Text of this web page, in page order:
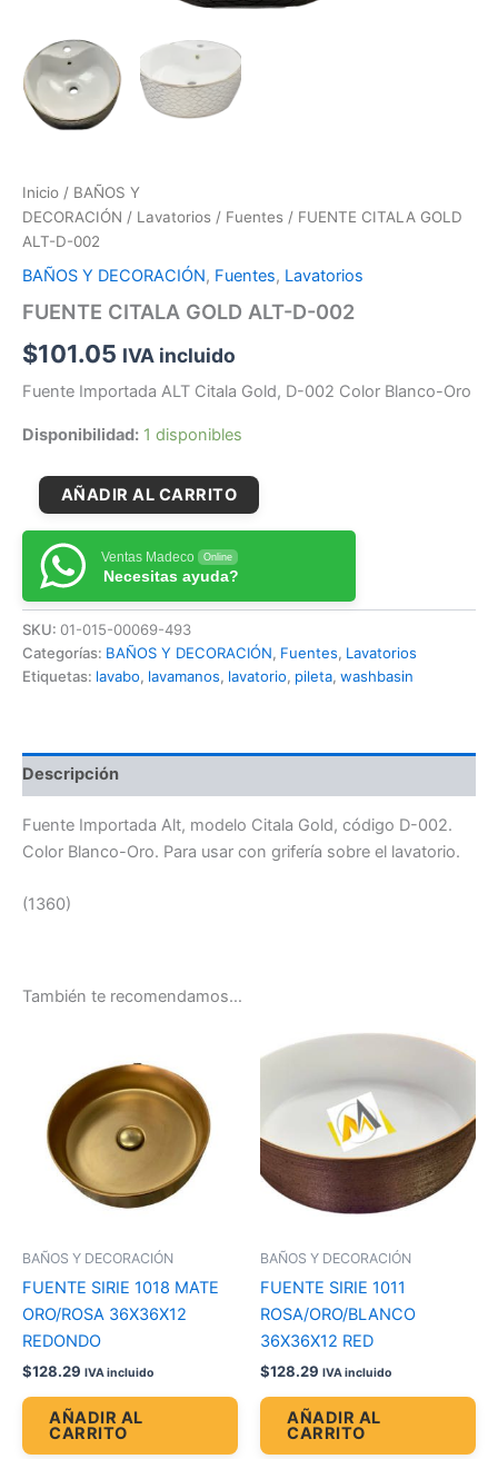
Inicio / BAÑOS Y
DECORACIÓN / Lavatorios / Fuentes / FUENTE CITALA GOLD
ALT-D-002
BAÑOS Y DECORACIÓN, Fuentes, Lavatorios
FUENTE CITALA GOLD ALT-D-002
$101.05 IVA incluido
Fuente Importada ALT Citala Gold, D-002 Color Blanco-Oro
Disponibilidad: 1 disponibles
AÑADIR AL CARRITO
Ventas Madeco Online
Necesitas ayuda?
SKU: 01-015-00069-493
Categorías: BAÑOS Y DECORACIÓN, Fuentes, Lavatorios
Etiquetas: lavabo, lavamanos, lavatorio, pileta, washbasin
Descripción
Fuente Importada Alt, modelo Citala Gold, código D-002.
Color Blanco-Oro. Para usar con grifería sobre el lavatorio.
(1360)
También te recomendamos…
BAÑOS Y DECORACIÓN
FUENTE SIRIE 1018 MATE
ORO/ROSA 36X36X12
REDONDO
$128.29 IVA incluido
AÑADIR AL
CARRITO
BAÑOS Y DECORACIÓN
FUENTE SIRIE 1011
ROSA/ORO/BLANCO
36X36X12 RED
$128.29 IVA incluido
AÑADIR AL
CARRITO